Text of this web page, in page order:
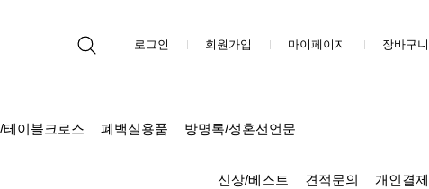
로그인 회원가입 마이페이지 장바구니
이블크로스 폐백실용품 방명록/성혼선언문
신상/베스트 견적문의 개인결제